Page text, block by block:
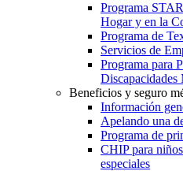
Programa
Hogar y en la
Programa de
Servicios de
Programa para
Beneficios y seguro
Información
Apelando una
Programa de
CHIP para
especiales